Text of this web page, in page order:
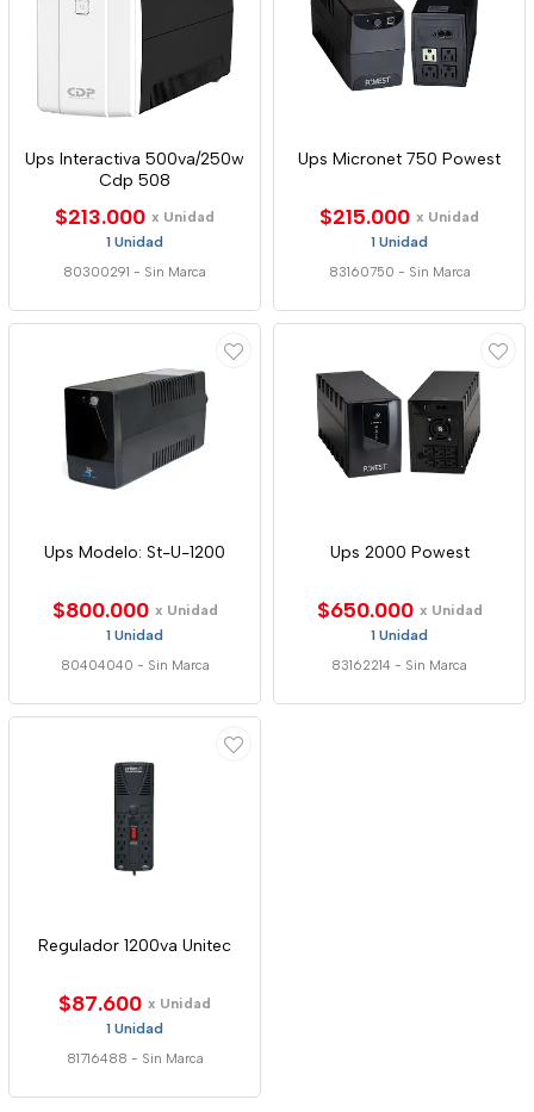
Ups Interactiva 500va/250w
Cdp 508
$213.000 x Unidad
1 Unidad
80300291 - Sin Marca
Ups Micronet 750 Powest
$215.000 x Unidad
1 Unidad
83160750 - Sin Marca
Ups Modelo: St-U-1200
$800.000 x Unidad
1 Unidad
80404040 - Sin Marca
Ups 2000 Powest
$650.000 x Unidad
1 Unidad
83162214 - Sin Marca
Regulador 1200va Unitec
$87.600 x Unidad
1 Unidad
81716488 - Sin Marca